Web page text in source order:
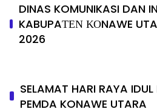
DINAS KOMUNIKASI DAN
KABUPAΤΕΝ ΚΟNAWE
2026
SELAMAT HARI RAYA
PEMDA KONAWE UTARA